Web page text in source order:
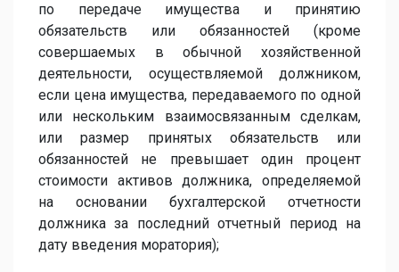
по передаче имущества и принятию
обязательств или обязанностей (кроме
совершаемых в обычной хозяйственной
деятельности, осуществляемой должником,
если цена имущества, передаваемого по одной
или нескольким взаимосвязанным сделкам,
или размер принятых обязательств или
обязанностей не превышает один процент
стоимости активов должника, определяемой
на основании бухгалтерской отчетности
должника за последний отчетный период на
дату введения моратория);